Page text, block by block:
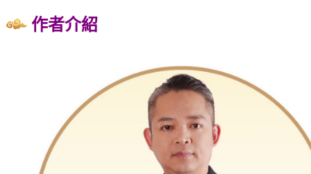
作者介紹